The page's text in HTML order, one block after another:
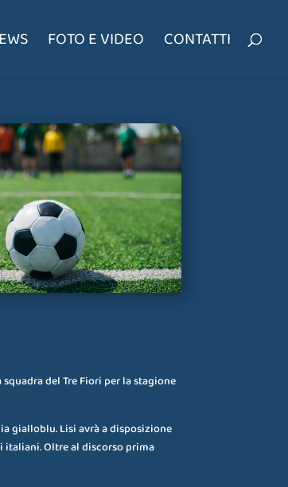
FOTO E VIDEO CONTATTI
squadra del Tre Fiori per la stagione
gialloblu. Lisi avrà a disposizione
Oltre al discorso prima